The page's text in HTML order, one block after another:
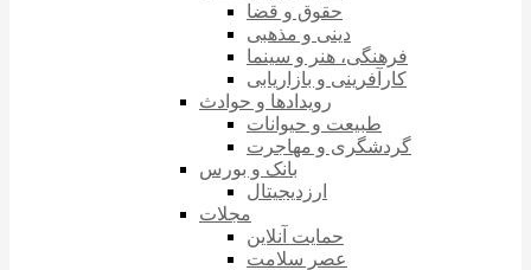
حقوق و قضا
دینی و مذهبی
فرهنگی، هنر و سینما
کارآفرینی و بازاریابی
رویدادها و حوادث
طبیعت و حیوانات
گردشگری و مهاجرت
بانک و بورس
ارزدیجیتال
مجلات
حمایت آنلاین
عصر سلامت